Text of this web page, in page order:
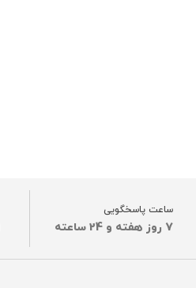
ساعت پاسخگویی
7 روز هفته و 24 ساعته